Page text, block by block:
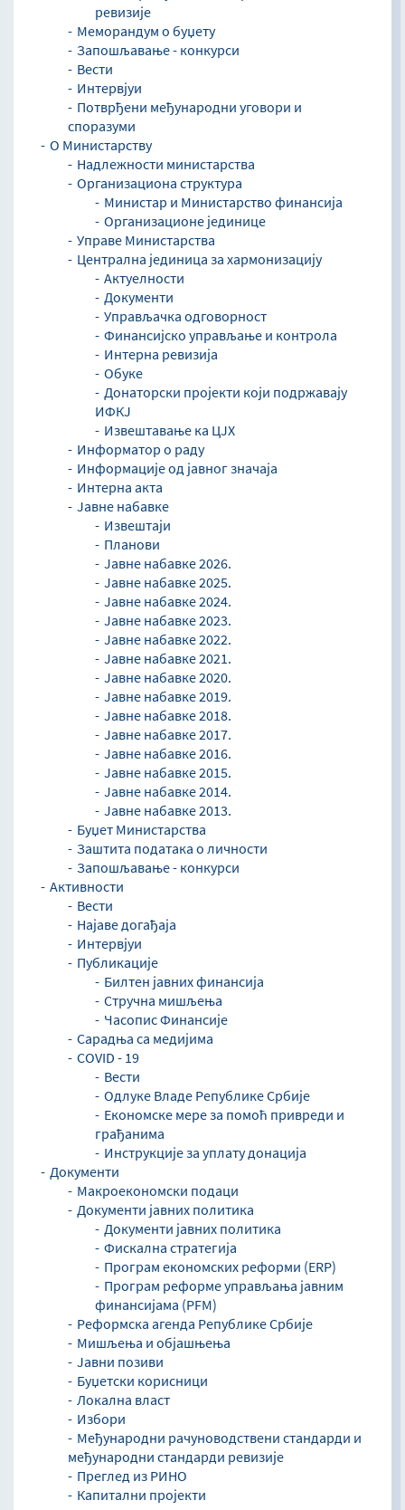
ревизије
Меморандум о буџету
Запошљавање - конкурси
Вести
Интервјуи
Потврђени међународни уговори и
споразуми
O Министарству
Надлежности министарства
Организациона структура
Министар и Министарство финансија
Организационе јединице
Управе Министарства
Централна јединица за хармонизацију
Актуелности
Документи
Управљaчка одговорност
Финансијско управљање и контрола
Интерна ревизија
Обуке
Донаторски пројекти који подржавају
ИФКЈ
Извештавање ка ЦЈХ
Информатор о раду
Информације од јавног значаја
Интерна акта
Јавне набавке
Извештаји
Планови
Јавне набавке 2026.
Јавне набавке 2025.
Јавне набавке 2024.
Јавне набавке 2023.
Јавне набавке 2022.
Јавне набавке 2021.
Јавне набавке 2020.
Јавне набавке 2019.
Јавне набавке 2018.
Јавне набавке 2017.
Јавне набавке 2016.
Јавне набавке 2015.
Јавне набавке 2014.
Јавне набавке 2013.
Буџет Министарства
Заштита података о личности
Запошљавање - конкурси
Активности
Вести
Најаве догађаја
Интервјуи
Публикације
Билтен јавних финансија
Стручна мишљења
Часопис Финансије
Сарадња са медијима
COVID - 19
Вести
Одлуке Владе Републике Србије
Економске мере за помоћ привреди и
грађанима
Инструкције за уплату донација
Документи
Макроекономски подаци
Документи јавних политика
Документи јавних политика
Фискална стратегија
Програм економских реформи (ERP)
Програм реформе управљања јавним
финансијама (PFM)
Реформска агенда Републике Србије
Мишљења и објашњења
Јавни позиви
Буџетски корисници
Локална власт
Избори
Међународни рачуноводствени стандарди и
међународни стандарди ревизије
Преглед из РИНО
Капитални пројекти